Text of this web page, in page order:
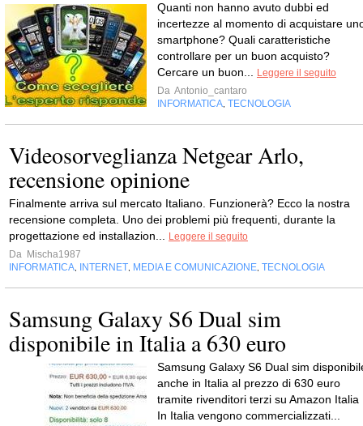
Quanti non hanno avuto dubbi ed
incertezze al momento di acquistare
smartphone? Quali caratteristiche
controllare per un buon acquisto?
Cercare un buon...
Leggere il seguito
Da Antonio_cantaro
INFORMATICA TECNOLOGIA
Videosorveglianza Netgear Arlo,
recensione opinione
Finalmente arriva sul mercato Italiano. Funzionerà? Ecco la nostra
recensione completa. Uno dei problemi più frequenti, durante la
progettazione ed installazion...
Leggere il seguito
Da Mischa1987
INFORMATICA
INTERNET MEDIA E COMUNICAZIONE TECNOLOGIA
Samsung Galaxy S6 Dual sim
disponibile in Italia a 630 euro
Samsung Galaxy S6 Dual sim
anche in Italia al prezzo di 630 euro
tramite rivenditori terzi su Amazon Italia
In Italia vengono commercializzati...